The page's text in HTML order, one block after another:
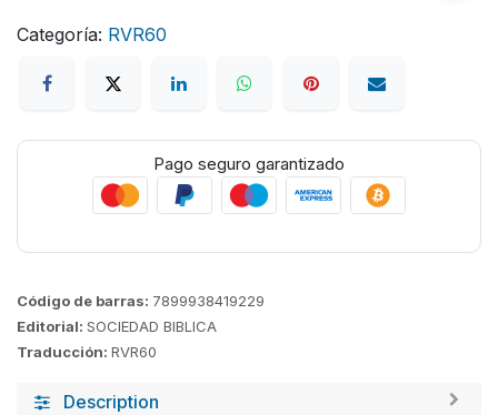
Categoría: RVR60
Pago seguro garantizado
Código de barras: 7899938419229
Editorial: SOCIEDAD BIBLICA
Traducción: RVR60
Description